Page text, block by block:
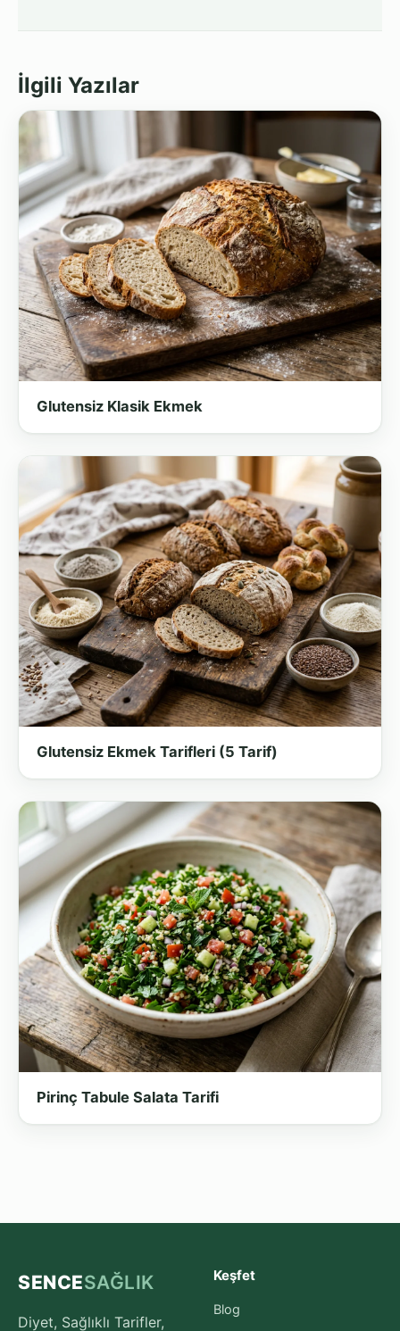
İlgili Yazılar
Glutensiz Klasik Ekmek
Glutensiz Ekmek Tarifleri (5 Tarif)
Pirinç Tabule Salata Tarifi
SENCESAĞLIK
Diyet, Sağlıklı Tarifler,
Keşfet
Blog